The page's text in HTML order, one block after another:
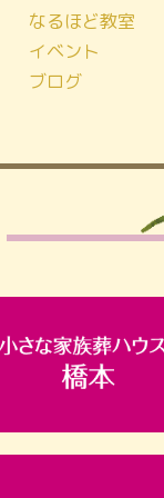
なるほど教室
イベント
ブログ